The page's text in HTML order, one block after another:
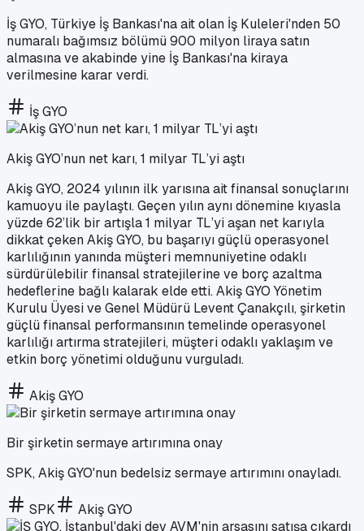
İş GYO, Türkiye İş Bankası'na ait olan İş Kuleleri'nden 50
numaralı bağımsız bölümü 900 milyon liraya satın
almasına ve akabinde yine İş Bankası'na kiraya
verilmesine karar verdi.
İş GYO
Akiş GYO’nun net karı, 1 milyar TL’yi aştı
Akiş GYO, 2024 yılının ilk yarısına ait finansal sonuçlarını
kamuoyu ile paylaştı. Geçen yılın aynı dönemine kıyasla
yüzde 62’lik bir artışla 1 milyar TL’yi aşan net karıyla
dikkat çeken Akiş GYO, bu başarıyı güçlü operasyonel
karlılığının yanında müşteri memnuniyetine odaklı
sürdürülebilir finansal stratejilerine ve borç azaltma
hedeflerine bağlı kalarak elde etti. Akiş GYO Yönetim
Kurulu Üyesi ve Genel Müdürü Levent Çanakçılı, şirketin
güçlü finansal performansının temelinde operasyonel
karlılığı artırma stratejileri, müşteri odaklı yaklaşım ve
etkin borç yönetimi olduğunu vurguladı.
Akiş GYO
Bir şirketin sermaye artırımına onay
SPK, Akiş GYO'nun bedelsiz sermaye artırımını onayladı.
SPK Akiş GYO